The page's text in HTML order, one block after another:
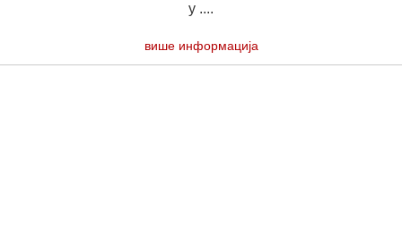
у ....
више информација